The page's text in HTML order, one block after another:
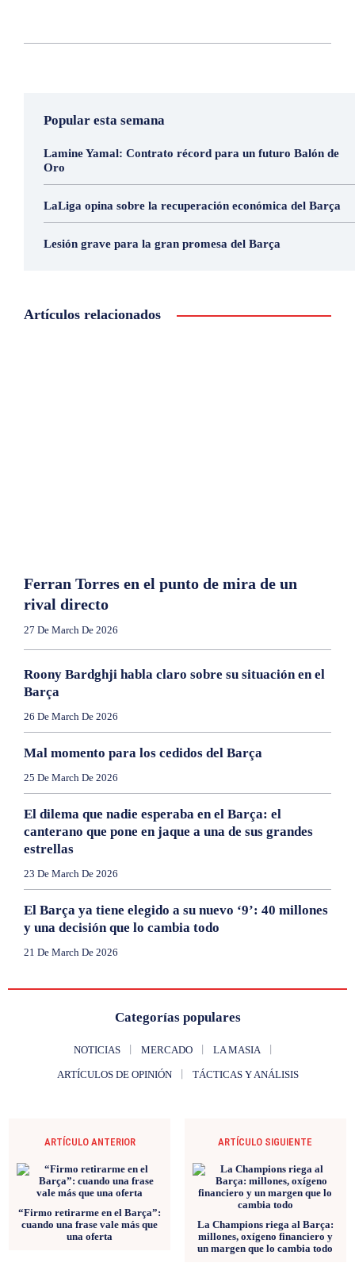
Popular esta semana
Lamine Yamal: Contrato récord para un futuro Balón de
Oro
LaLiga opina sobre la recuperación económica del Barça
Lesión grave para la gran promesa del Barça
Artículos relacionados
Ferran Torres en el punto de mira de un
rival directo
27 De March De 2026
Roony Bardghji habla claro sobre su situación en el
Barça
26 De March De 2026
Mal momento para los cedidos del Barça
25 De March De 2026
El dilema que nadie esperaba en el Barça: el
canterano que pone en jaque a una de sus grandes
estrellas
23 De March De 2026
El Barça ya tiene elegido a su nuevo ‘9’: 40 millones
y una decisión que lo cambia todo
21 De March De 2026
Categorías populares
NOTICIAS MERCADO LA MASIA
ARTÍCULOS DE OPINIÓN TÁCTICAS Y ANÁLISIS
ARTÍCULO ANTERIOR
“Firmo retirarme en el Barça”:
cuando una frase vale más que
una oferta
ARTÍCULO SIGUIENTE
La Champions riega al Barça:
millones, oxígeno financiero y
un margen que lo cambia todo